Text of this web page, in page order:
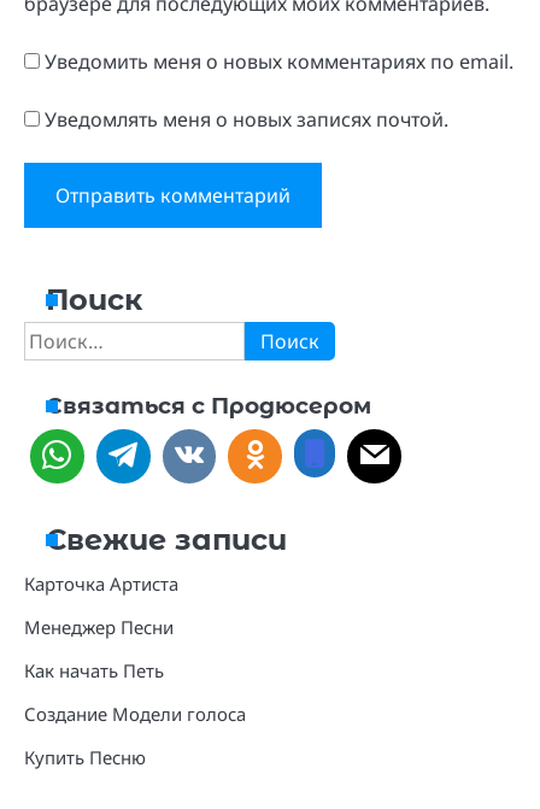
Уведомить меня о новых комментариях по email.
Уведомлять меня о новых записях почтой.
Поиск
Найти:
Связаться с Продюсером
Свежие записи
Карточка Артиста
Менеджер Песни
Как начать Петь
Создание Модели голоса
Купить Песню